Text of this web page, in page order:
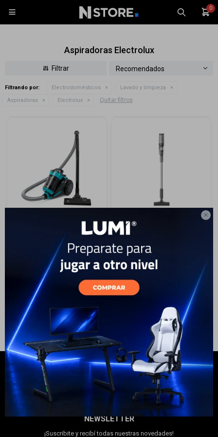

0

Aspiradoras Electrolux
Recomendados
Filtrando por: Electrodomésticos
Lavado y limpieza
Aspiradoras
Electrolux Quitar filtros
Aspiradora S/Bolsa Electrolux
USD 89
ENVÍO A TODO EL PAÍS
Aspiradora Vertical 3 en 1
300ml
USD 199
NEWSLETTER
¡Suscribite y recibí todas nuestras novedades!
TV y Audio
Hogar
Movilidad
Marcas
Celulares
Wearables
Gaming